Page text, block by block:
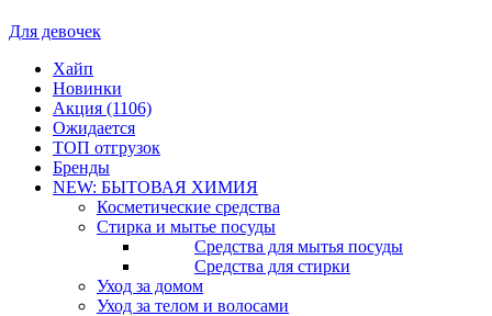
Для девочек
Хайп
Новинки
Акция (1106)
Ожидается
ТОП отгрузок
Бренды
NEW: БЫТОВАЯ ХИМИЯ
Косметические средства
Стирка и мытье посуды
Средства для мытья посуды
Средства для стирки
Уход за домом
Уход за телом и волосами